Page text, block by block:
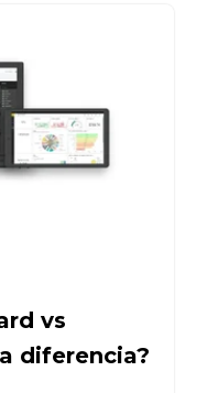
vs
diferencia?